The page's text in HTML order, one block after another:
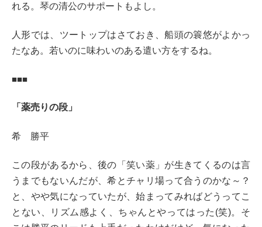
れる。琴の清公のサポートもよし。
人形では、ツートップはさておき、船頭の簑悠がよかっ
たなあ。若いのに味わいのある遣い方をするね。
■■■
「薬売りの段」
希 勝平
この段があるから、後の「笑い薬」が生きてくるのは言
うまでもないんだが、希とチャリ場って合うのかな～？
と、やや気になっていたが、始まってみればどうってこ
とない、リズム感よく、ちゃんとやってはった(笑)。そ